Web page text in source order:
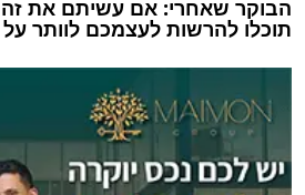
הבוקר שאחרי: אם עשיתם את זה
תוכלו להרשות לעצמכם לוותר